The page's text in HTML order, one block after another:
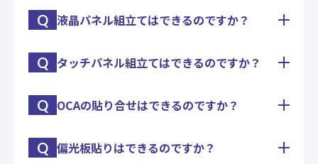
※基板状態によりボンディングが出来ない場合がご
ざいますので、まずはご相談ください
基板中央部へICが配置されるガラス回路基板への
COGにも対応が可能です。
す。
実装にお困りの際は、是非ご相談下さい。
多種多様なサンプル作成を通じ、弊社では高いFOG
2017年より、26μmピッチというファインピッチ対
応を開始致しました。
装等の取り組みを行っております。
FOGでお困りの際は、是非ご相談下さい。
Q 液晶パネル組立てはできるのですか？
弊社のLCDモジュール工程の量産経験をベースに、
ニット組立て・点灯検査まで対応が可能です。
1pcsから試作対応致しますので、お気軽に御相談
Q タッチパネル組立てはできるのですか？
弊社のLCDモジュール工程の量産経験をベースに、
能です。
現在需要が拡大しているタッチセンサーの組立は、
Q OCAの貼り合せはできるのですか？
10年以上の貼付実績がある偏光板貼付技術を用い
Q 偏光板貼りはできるのですか？